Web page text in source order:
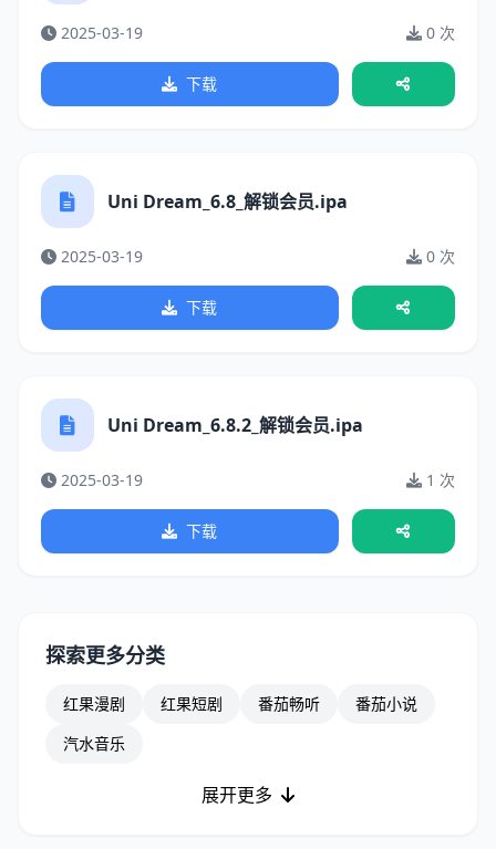
2025-03-19 0 次
下载
Uni Dream_6.8_解锁会员.ipa
2025-03-19 0 次
下载
Uni Dream_6.8.2_解锁会员.ipa
2025-03-19 1 次
下载
探索更多分类
红果漫剧 红果短剧 番茄畅听
番茄小说
汽水音乐
展开更多